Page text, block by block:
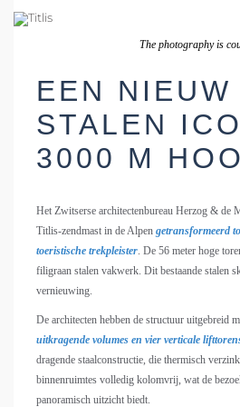
The photography is
EEN NIEUW
STALEN
3000 M
Het Zwitserse architectenbureau Herzog & de
Titlis-zendmast in de Alpen getransformeerd
toeristische trekpleister. De 56 meter hoge
filigraan stalen vakwerk. Dit bestaande stalen
vernieuwing.
De architecten hebben de structuur uitgebreid
uitkragende volumes en vier verticale
dragende staalconstructie, die thermisch
binnenruimtes volledig kolomvrij, wat de
panoramisch uitzicht biedt.